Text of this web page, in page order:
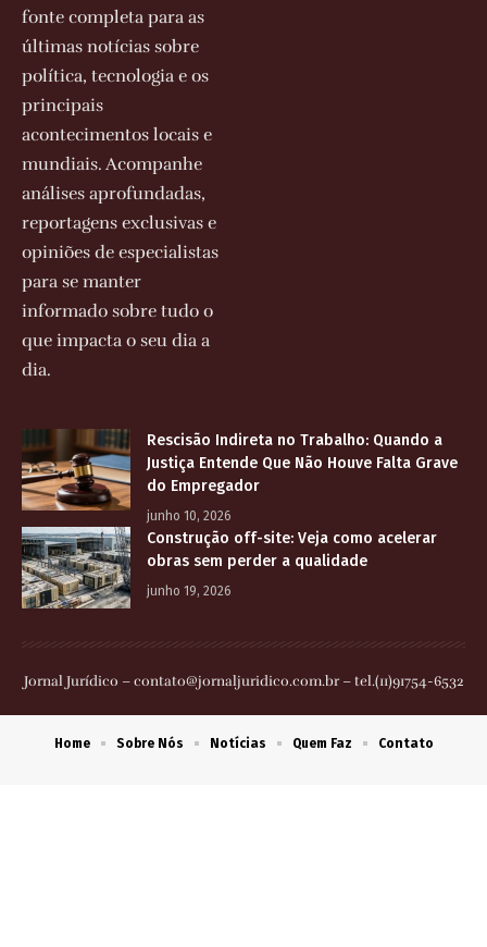
fonte completa para as
últimas notícias sobre
política, tecnologia e os
principais
acontecimentos locais e
mundiais. Acompanhe
análises aprofundadas,
reportagens exclusivas e
opiniões de especialistas
para se manter
informado sobre tudo o
que impacta o seu dia a
dia.
Rescisão Indireta no Trabalho: Quando a
Justiça Entende Que Não Houve Falta Grave
do Empregador
junho 10, 2026
Construção off-site: Veja como acelerar
obras sem perder a qualidade
junho 19, 2026
Jornal Jurídico –contato@jornaljuridico.com.br– tel.(11)91754-6532
Home Sobre Nós Notícias Quem Faz Contato